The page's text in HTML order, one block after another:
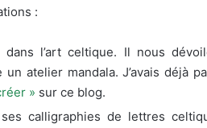
:
l’art celtique. Il nous
atelier mandala. J’avais déjà
» sur ce blog.
calligraphies de lettres